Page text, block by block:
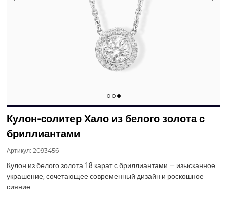
Кулон-cолитер Хало из белого золота с
бриллиантами
Артикул:2093456
Кулон из белого золота 18 карат с бриллиантами — изысканное
украшение, сочетающее современный дизайн и роскошное
сияние.